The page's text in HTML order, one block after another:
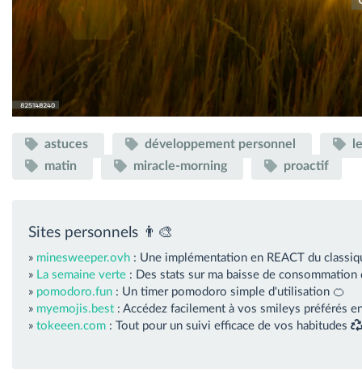
astuces développement personnel
matin
miracle-morning proactif
Sites personnels 👨‍🎨
» minesweeper.ovh : Une implémentation en REACT du
» La semaine verte : Des stats sur ma baisse de
» pomodoro.fun : Un timer pomodoro simple d'utilisation 🍊
» myemojis.best : Accédez facilement à vos smileys préférés
» tokeeen.com : Tout pour un suivi efficace de vos habitudes